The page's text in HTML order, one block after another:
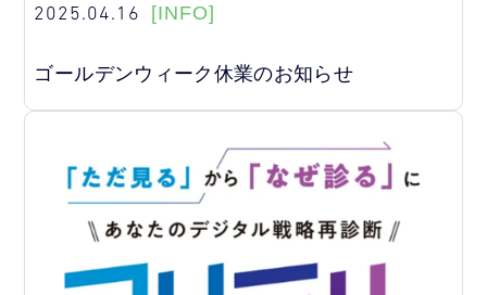
2025.04.16 [INFO]
ゴールデンウィーク休業のお知らせ